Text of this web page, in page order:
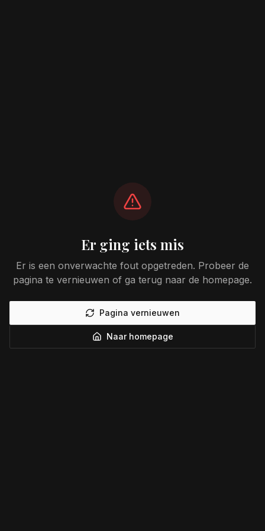
Er ging iets mis
Er is een onverwachte fout opgetreden. Probeer de
pagina te vernieuwen of ga terug naar de homepage.
Pagina vernieuwen
Naar homepage